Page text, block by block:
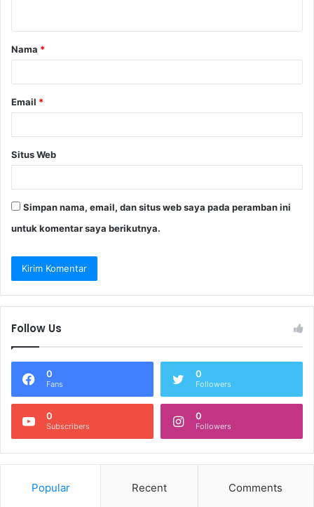
a
r
Nama *
Email *
Situs Web
Simpan nama, email, dan situs web saya pada peramban ini
untuk komentar saya berikutnya.
Follow Us
0
Fans
0
Followers
0
Subscribers
0
Followers
Popular Recent Comments